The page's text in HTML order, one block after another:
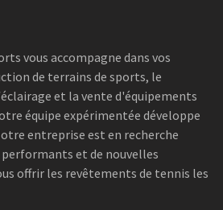
vous accompagne dans vos
de terrains de sports, le
et la vente d'équipements
équipe expérimentée développe
entreprise est en recherche
et de nouvelles
offrir les revêtements de tennis les